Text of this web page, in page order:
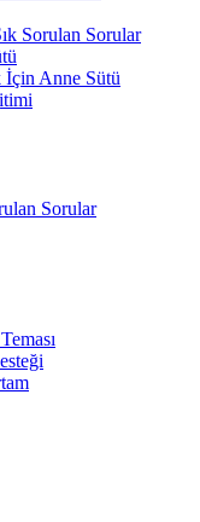
Sorulan Sorular
İçin Anne Sütü
Sorular